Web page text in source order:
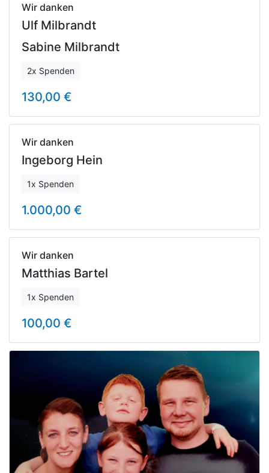
Wir danken
Ulf Milbrandt
Sabine Milbrandt
2x Spenden
130,00 €
Wir danken
Ingeborg Hein
1x Spenden
1.000,00 €
Wir danken
Matthias Bartel
1x Spenden
100,00 €